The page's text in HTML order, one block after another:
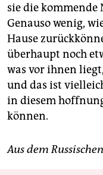
sie die kommende
Genauso wenig,
Hause
überhaupt noch
was vor ihnen
und das ist
in diesem
können.
Aus dem Russischen